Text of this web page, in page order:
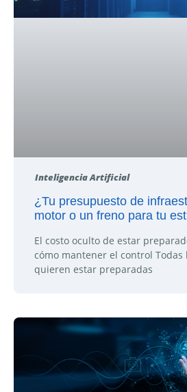
Inteligencia Artificial
¿Tu presupuesto de
motor o un freno para tu
El costo oculto de estar
cómo mantener el control Todas
quieren estar preparadas